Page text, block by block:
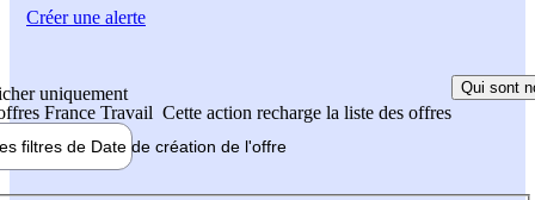
uniquement
France Travail Cette action recharge la liste des offres
Qui sont
filtres de Date de création de l'offre
Créer une alerte